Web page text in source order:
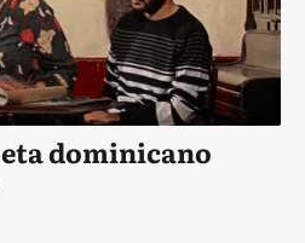
dominicano